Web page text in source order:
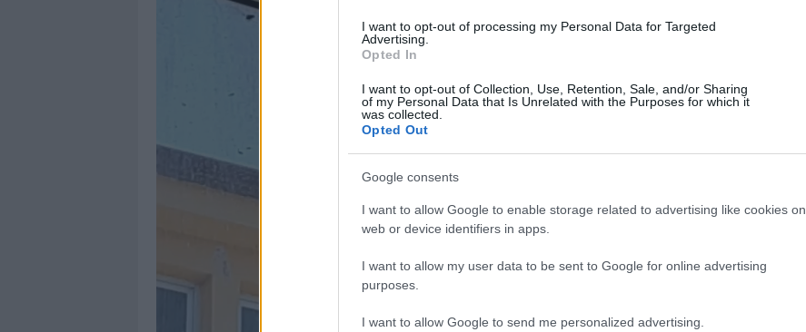
I want to opt-out of processing my Personal Data for Targeted
Advertising.
Opted In
I want to opt-out of Collection, Use, Retention, Sale, and/or Sharing
of my Personal Data that Is Unrelated with the Purposes for which it
was collected.
Opted Out
Google consents
I want to allow Google to enable storage related to advertising like cookies on
web or device identifiers in apps.
I want to allow my user data to be sent to Google for online advertising
purposes.
I want to allow Google to send me personalized advertising.